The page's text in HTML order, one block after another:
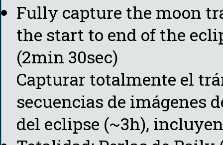
Fully capture the moon
the start to end of the
(2min 30sec)
Capturar totalmente el
secuencias de imágenes
del eclipse (~3h),